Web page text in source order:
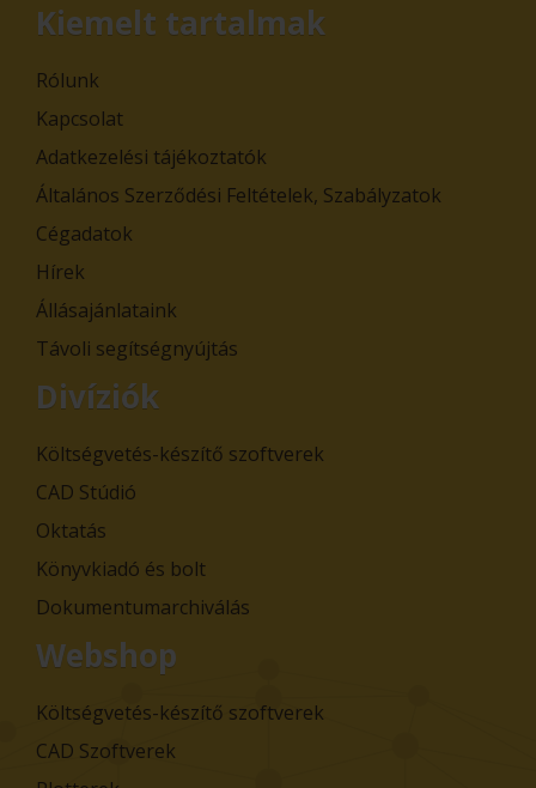
Kiemelt tartalmak
Rólunk
Kapcsolat
Adatkezelési tájékoztatók
Általános Szerződési Feltételek, Szabályzatok
Cégadatok
Hírek
Állásajánlataink
Távoli segítségnyújtás
Divíziók
Költségvetés-készítő szoftverek
CAD Stúdió
Oktatás
Könyvkiadó és bolt
Dokumentumarchiválás
Webshop
Költségvetés-készítő szoftverek
CAD Szoftverek